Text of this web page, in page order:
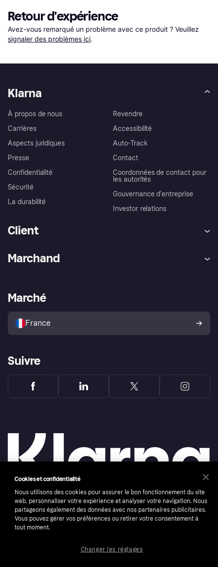
Retour d'expérience
Avez-vous remarqué un problème avec ce produit ? Veuillez
signaler des problèmes ici.
Klarna
À propos de nous
Carrières
Aspects juridiques
Presse
Confidentialité
Sécurité
La durabilité
Revendre
Accessibilité
Auto-Track
Contact
Coordonnées de contact pour
les autorités
Gouvernance d’entreprise
Investor relations
Client
Explorez les magasins
Politique de protection de
l’acheteur Klarna
Marchand
Portail Marchand
Marché
France
Suivre
Copyright © 2005-2026 Klarna Bank AB (publ). Headquarters: Stockholm, Sweden. All
rights reserved. Klarna Bank AB (publ). Sveavägen 46, 111 34 Stockholm. Organization
number: 556737-0431
Cookies et confidentialité
Nous utilisons des cookies pour assurer le bon fonctionnement du site
web, personnaliser votre expérience et analyser votre navigation. Nous
partageons également des données avec nos partenaires publicitaires.
Vous pouvez gérer vos préférences ou retirer votre consentement à
tout moment.
Changer les réglages